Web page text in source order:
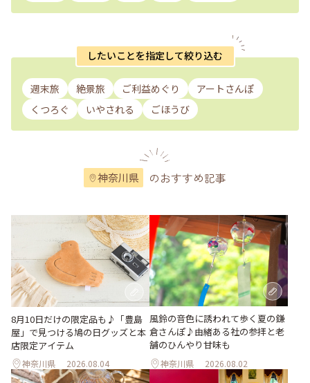
したいことを指定して絞り込む
週末旅 絶景旅 ご利益めぐり
アートさんぽ
くつろぐ
いやされる ごほうび
神奈川県 のおすすめ記事
8月10日だけの限定品も♪「豊島
屋」で見つける鳩の日グッズと本
店限定アイテム
神奈川県 2026.08.04
風鈴の音色に誘われて歩く夏の鎌
倉さんぽ♪由緒ある社の参拝と老
舗のひんやり甘味も
神奈川県 2026.08.02